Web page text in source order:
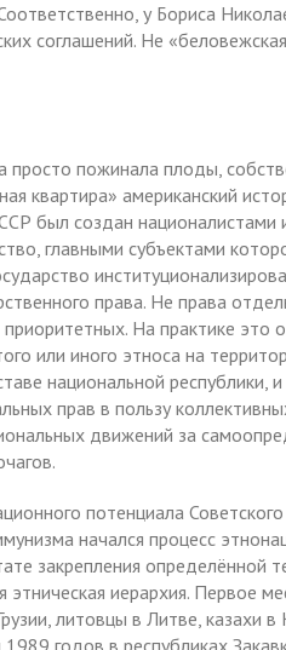
у Бориса
соглашений. Не
просто пожинала плоды,
квартира» американский
был создан
главными субъектами
права. Не права
приоритетных. На практике
или иного этноса на
национальной республики,
прав в пользу
движений за
потенциала
начался процесс
закрепления определённой
иерархия. Первое
литовцы в Литве, казахи
годов в республиках